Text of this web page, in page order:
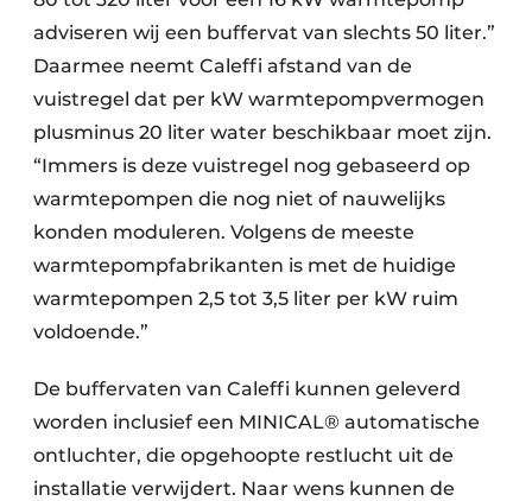
adviseren wij een buffervat van slechts 50 liter.”
Daarmee neemt Caleffi afstand van de
vuistregel dat per kW warmtepompvermogen
plusminus 20 liter water beschikbaar moet zijn.
“Immers is deze vuistregel nog gebaseerd op
warmtepompen die nog niet of nauwelijks
konden moduleren. Volgens de meeste
warmtepompfabrikanten is met de huidige
warmtepompen 2,5 tot 3,5 liter per kW ruim
voldoende.”
De buffervaten van Caleffi kunnen geleverd
worden inclusief een MINICAL® automatische
ontluchter, die opgehoopte restlucht uit de
installatie verwijdert. Naar wens kunnen de